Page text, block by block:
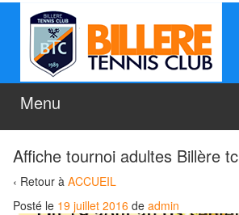
principal
Menu
Affiche tournoi adultes Billère tc
‹ Retour à ACCUEIL
Posté le 19 juillet 2016 de admin